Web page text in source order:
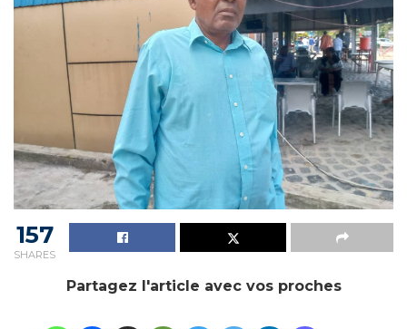
157
SHARES
Partagez l'article avec vos proches